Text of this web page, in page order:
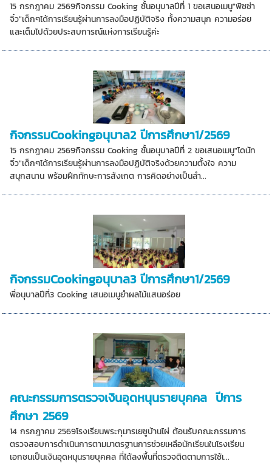
15 กรกฎาคม 2569กิจกรรม Cooking ชั้นอนุบาลปีที่ 1 ขอเสนอเมนู"พิซซ่า
จิ๋ว"เด็กๆได้การเรียนรู้ผ่านการลงมือปฏิบัติจริง ทั้งความสนุก ความอร่อย
และเต็มไปด้วยประสบการณ์แห่งการเรียนรู้ค่ะ
กิจกรรมCookingอนุบาล2 ปีการศึกษา1/2569
15 กรกฎาคม 2569กิจกรรม Cooking ชั้นอนุบาลปีที่ 2 ขอเสนอเมนู"โดนัท
จิ๋ว"เด็กๆได้การเรียนรู้ผ่านการลงมือปฏิบัติจริงด้วยความตั้งใจ ความ
สนุกสนาน พร้อมฝึกทักษะการสังเกต การคิดอย่างเป็นลำ...
กิจกรรมCookingอนุบาล3 ปีการศึกษา1/2569
พี่อนุบาลปีที่3 Cooking เสนอเมนูยำผลไม้แสนอร่อย
คณะกรรมการตรวจเงินอุดหนุนรายบุคคล ปีการ
ศึกษา 2569
14 กรกฎาคม 2569โรงเรียนพระกุมารเยซูบ้านไผ่ ต้อนรับคณะกรรมการ
ตรวจสอบการดำเนินการตามมาตรฐานการช่วยเหลือนักเรียนในโรงเรียน
เอกชนเป็นเงินอุดหนุนรายบุคคล ที่ได้ลงพื้นที่ตรวจติดตามการใช้เ...